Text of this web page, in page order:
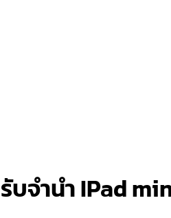
รับจำนำ IPad